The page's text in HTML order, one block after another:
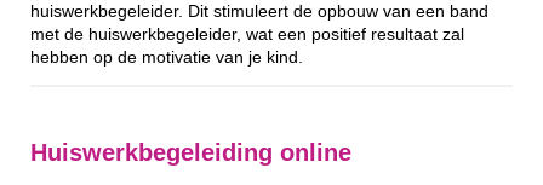
huiswerkbegeleider. Dit stimuleert de opbouw van een band
met de huiswerkbegeleider, wat een positief resultaat zal
hebben op de motivatie van je kind.
Huiswerkbegeleiding online